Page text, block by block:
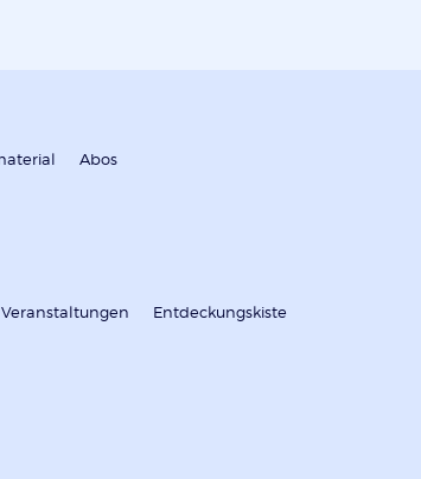
Abos
Entdeckungskiste